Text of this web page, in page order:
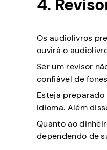
4.
Os audiolivros
ouvirá o
Ser um revisor
confiável de
Esteja
idioma. Além
Quanto ao
dependendo de